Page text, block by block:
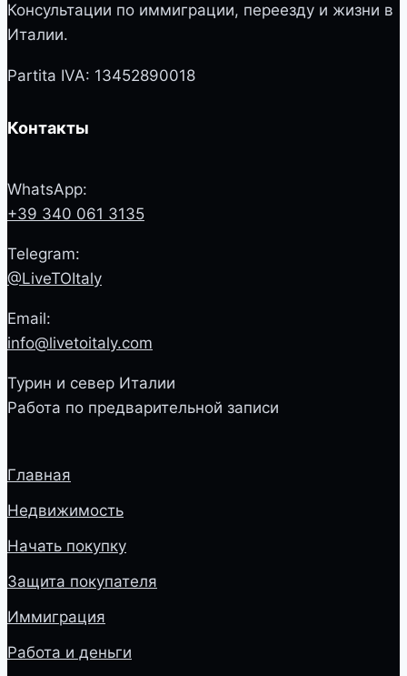
Консультации по иммиграции, переезду и жизни в
Италии.
Partita IVA: 13452890018
Контакты
WhatsApp:
+39 340 061 3135
Telegram:
@LiveTOItaly
Email:
info@livetoitaly.com
Турин и север Италии
Работа по предварительной записи
Главная
Недвижимость
Начать покупку
Защита покупателя
Иммиграция
Работа и деньги